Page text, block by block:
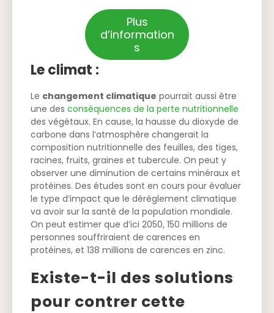
Plus
d’information
s
Le climat :
Le changement climatique pourrait aussi être
une des conséquences de la perte nutritionnelle
des végétaux. En cause, la hausse du dioxyde de
carbone dans l’atmosphère changerait la
composition nutritionnelle des feuilles, des tiges,
racines, fruits, graines et tubercule. On peut y
observer une diminution de certains minéraux et
protéines. Des études sont en cours pour évaluer
le type d’impact que le dérèglement climatique
va avoir sur la santé de la population mondiale.
On peut estimer que d’ici 2050, 150 millions de
personnes souffriraient de carences en
protéines, et 138 millions de carences en zinc.
Existe-t-il des solutions
pour contrer cette